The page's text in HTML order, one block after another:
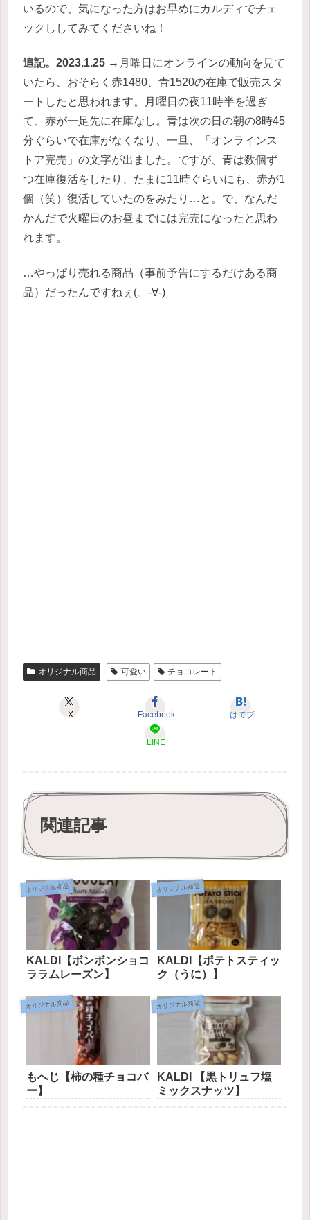
いるので、気になった方はお早めにカルディでチェ
ックししてみてくださいね！
追記。2023.1.25 →月曜日にオンラインの動向を見て
いたら、おそらく赤1480、青1520の在庫で販売スタ
ートしたと思われます。月曜日の夜11時半を過ぎ
て、赤が一足先に在庫なし。青は次の日の朝の8時45
分ぐらいで在庫がなくなり、一旦、「オンラインス
トア完売」の文字が出ました。ですが、青は数個ず
つ在庫復活をしたり、たまに11時ぐらいにも、赤が1
個（笑）復活していたのをみたり…と。で、なんだ
かんだで火曜日のお昼までには完売になったと思わ
れます。
…やっぱり売れる商品（事前予告にするだけある商
品）だったんですねぇ(。-∀-)
オリジナル商品 可愛い チョコレート
X Facebook はてブ
LINE
関連記事
オリジナル商品
KALDI【ボンボンショコ
ララムレーズン】
オリジナル商品
KALDI【ポテトスティッ
ク（うに）】
オリジナル商品
もへじ【柿の種チョコバ
ー】
オリジナル商品
KALDI 【黒トリュフ塩
ミックスナッツ】